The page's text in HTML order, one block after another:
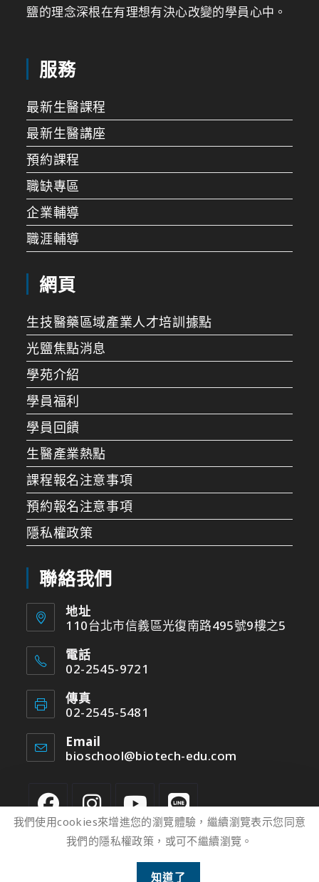
鹽的理念深根在有理想有決心改變的學員心中。
服務
最新生醫課程
最新生醫講座
預約課程
職缺專區
企業輔導
職涯輔導
網頁
生技醫藥區域產業人才培訓據點
光鹽焦點消息
學苑介紹
學員福利
學員回饋
生醫產業熱點
課程報名注意事項
預約報名注意事項
隱私權政策
聯絡我們
地址
110台北市信義區光復南路495號9樓之5
電話
02-2545-9721
傳真
02-2545-5481
Email
bioschool@biotech-edu.com
我們使用cookies來增進您的瀏覽體驗，繼續瀏覽表示您同意
我們的隱私權政策，或可不繼續瀏覽。
知道了